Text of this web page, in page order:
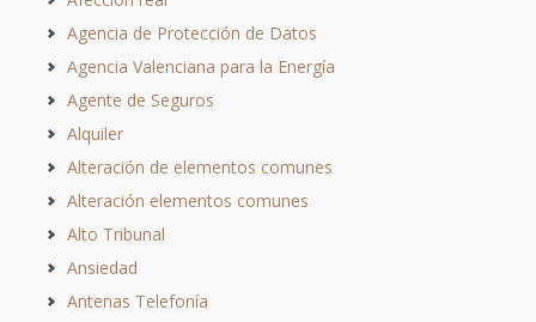
Agencia de Protección de Datos
Agencia Valenciana para la Energía
Agente de Seguros
Alquiler
Alteración de elementos comunes
Alteración elementos comunes
Alto Tribunal
Ansiedad
Antenas Telefonía